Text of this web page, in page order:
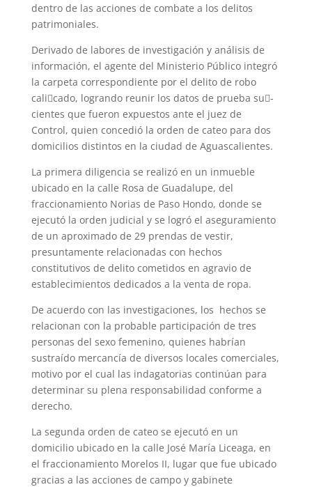
dentro de las acciones de combate a los delitos
patrimoniales.
Derivado de labores de investigación y análisis de
información, el agente del Ministerio Público integró
la carpeta correspondiente por el delito de robo
cali􀂿cado, logrando reunir los datos de prueba su􀂿-
cientes que fueron expuestos ante el juez de
Control, quien concedió la orden de cateo para dos
domicilios distintos en la ciudad de Aguascalientes.
La primera diligencia se realizó en un inmueble
ubicado en la calle Rosa de Guadalupe, del
fraccionamiento Norias de Paso Hondo, donde se
ejecutó la orden judicial y se logró el aseguramiento
de un aproximado de 29 prendas de vestir,
presuntamente relacionadas con hechos
constitutivos de delito cometidos en agravio de
establecimientos dedicados a la venta de ropa.
De acuerdo con las investigaciones, los hechos se
relacionan con la probable participación de tres
personas del sexo femenino, quienes habrían
sustraído mercancía de diversos locales comerciales,
motivo por el cual las indagatorias continúan para
determinar su plena responsabilidad conforme a
derecho.
La segunda orden de cateo se ejecutó en un
domicilio ubicado en la calle José María Liceaga, en
el fraccionamiento Morelos II, lugar que fue ubicado
gracias a las acciones de campo y gabinete